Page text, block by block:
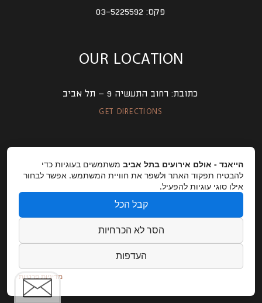
פקס:03-5225592
OUR LOCATION
כתובת: רחוב התעשיה 9 – תל אביב
GET DIRECTIONS
אימייל:Lihi@dynamogroup.co.il
השארו מחוברים
הייאנד - אולם אירועים בתל אביב משתמשים בעוגיות כדי
להבטיח תפקוד האתר ולשפר את חוויית המשתמש. אפשר לבחור
אילו סוגי עוגיות להפעיל.
קבל הכל
הסר לא הכרחיות
העדפות
מדיניות פרטיות